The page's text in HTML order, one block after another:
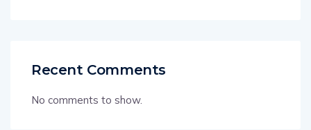
Recent Comments
No comments to show.